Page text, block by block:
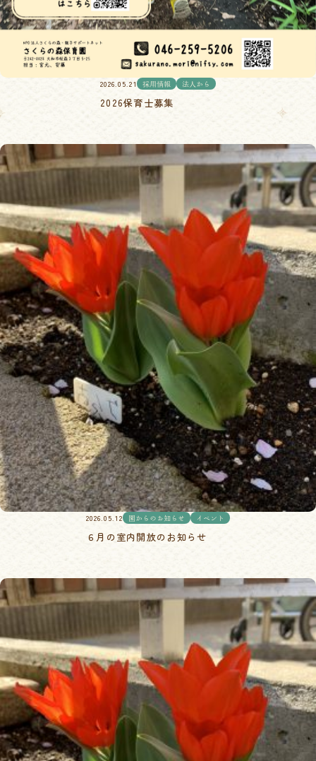
2026.05.21 採用情報 法人から
2026保育士募集
2026.05.12 園からのお知らせ イベント
６月の室内開放のお知らせ